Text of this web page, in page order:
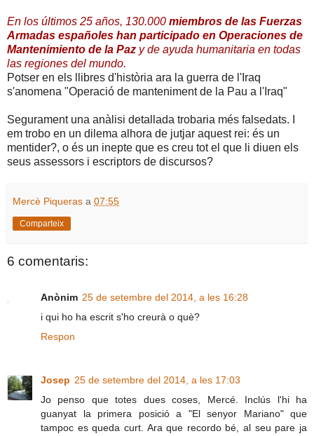
En los últimos 25 años, 130.000 miembros de las Fuerzas
Armadas españoles han participado en Operaciones de
Mantenimiento de la Paz y de ayuda humanitaria en todas
las regiones del mundo.
Potser en els llibres d'història ara la guerra de l'Iraq
s'anomena "Operació de manteniment de la Pau a l'Iraq"
Segurament una anàlisi detallada trobaria més falsedats. I
em trobo en un dilema alhora de jutjar aquest rei: és un
mentider?, o és un inepte que es creu tot el que li diuen els
seus assessors i escriptors de discursos?
Mercè Piqueras a 07:55
Comparteix
6 comentaris:
Anònim 25 de setembre del 2014, a les 16:28
i qui ho ha escrit s'ho creurà o què?
Respon
Josep 25 de setembre del 2014, a les 17:03
Jo penso que totes dues coses, Mercé. Inclús l'hi ha
guanyat la primera posició a "El senyor Mariano" que
tampoc es queda curt. Ara que recordo bé, al seu pare ja